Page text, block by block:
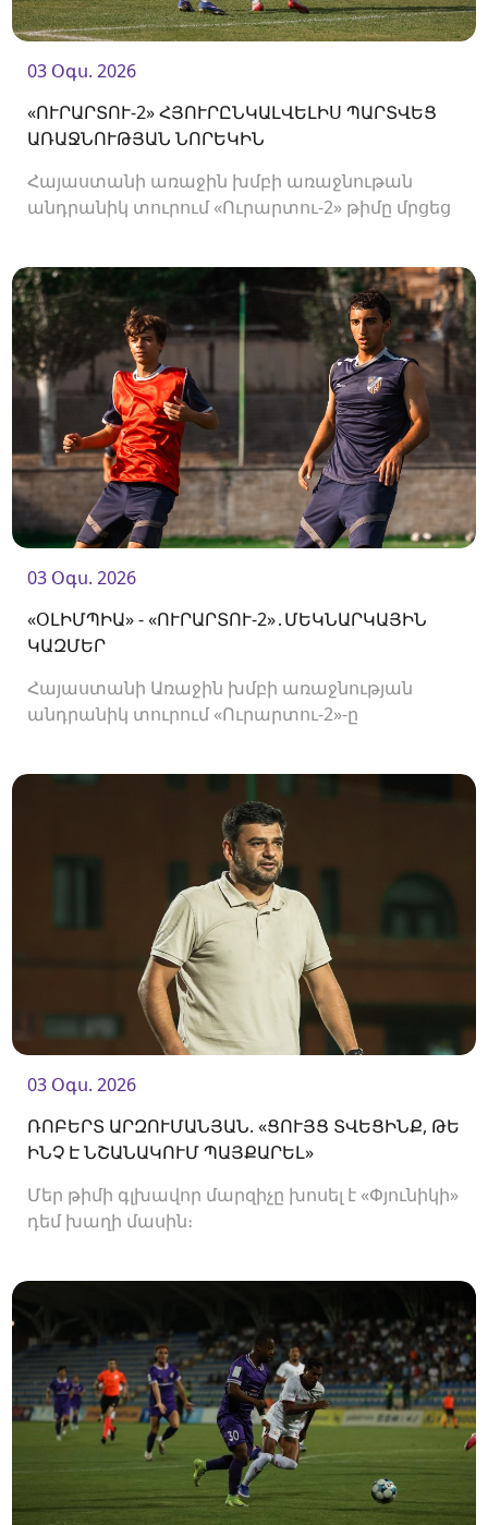
03 Օգս. 2026
«ՈՒՐԱՐՏՈՒ-2» ՀՅՈՒՐԸՆԿԱԼՎԵԼԻՍ ՊԱՐՏՎԵՑ
ԱՌԱՋՆՈՒԹՅԱՆ ՆՈՐԵԿԻՆ
Հայաստանի առաջին խմբի առաջնութան
անդրանիկ տուրում «Ուրարտու-2» թիմը մրցեց
03 Օգս. 2026
«ՕԼԻՄՊԻԱ» - «ՈՒՐԱՐՏՈՒ-2»․ՄԵԿՆԱՐԿԱՅԻՆ
ԿԱԶՄԵՐ
Հայաստանի Առաջին խմբի առաջնության
անդրանիկ տուրում «Ուրարտու-2»-ը
03 Օգս. 2026
ՌՈԲԵՐՏ ԱՐԶՈՒՄԱՆՅԱՆ. «ՑՈՒՅՑ ՏՎԵՑԻՆՔ, ԹԵ
ԻՆՉ Է ՆՇԱՆԱԿՈՒՄ ՊԱՅՔԱՐԵԼ»
Մեր թիմի գլխավոր մարզիչը խոսել է «Փյունիկի»
դեմ խաղի մասին։